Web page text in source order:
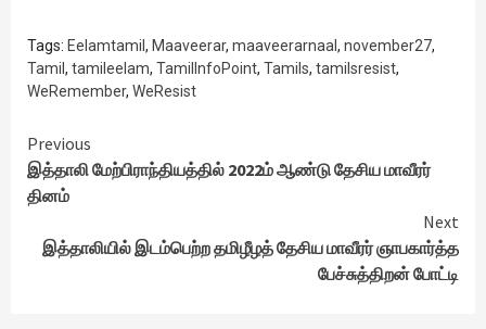
Tags: Eelamtamil , Maaveerar, maaveerarnaal , november27,
Tamil , tamileelam, TamilInfoPoint, Tamils, tamilsresist,
WeRemember, WeResist
Continue
Reading
Previous
இத்தாலி மேற்பிராந்தியத்தில் 2022ம் ஆண்டு தேசிய மாவீரர்
தினம்
Next
இத்தாலியில் இடம்பெற்ற தமிழீழத் தேசிய மாவீரர் ஞாபகார்த்த
பேச்சுத்திறன் போட்டி